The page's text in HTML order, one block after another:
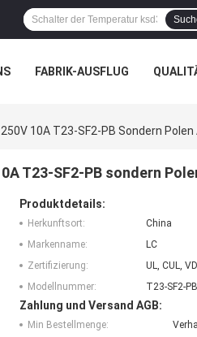
FABRIK-AUSFLUG
10A T23-SF2-PB Sondern
T23-SF2-PB sondern
Produktdetails:
Herkunftsort:
China
Markenname:
LC
Zertifizierung:
UL, CUL,
Modellnummer:
T23-SF2-PB
Zahlung und Versand AGB:
Min Bestellmenge: